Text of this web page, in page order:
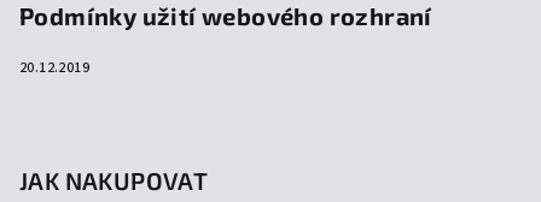
Podmínky užití webového rozhraní
20.12.2019
JAK NAKUPOVAT